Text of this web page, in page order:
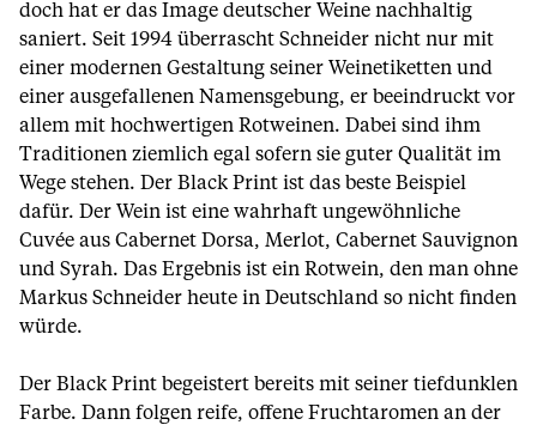
doch hat er das Image deutscher Weine nachhaltig
saniert. Seit 1994 überrascht Schneider nicht nur mit
einer modernen Gestaltung seiner Weinetiketten und
einer ausgefallenen Namensgebung, er beeindruckt vor
allem mit hochwertigen Rotweinen. Dabei sind ihm
Traditionen ziemlich egal sofern sie guter Qualität im
Wege stehen. Der Black Print ist das beste Beispiel
dafür. Der Wein ist eine wahrhaft ungewöhnliche
Cuvée aus Cabernet Dorsa, Merlot, Cabernet Sauvignon
und Syrah. Das Ergebnis ist ein Rotwein, den man ohne
Markus Schneider heute in Deutschland so nicht finden
würde.
Der Black Print begeistert bereits mit seiner tiefdunklen
Farbe. Dann folgen reife, offene Fruchtaromen an der